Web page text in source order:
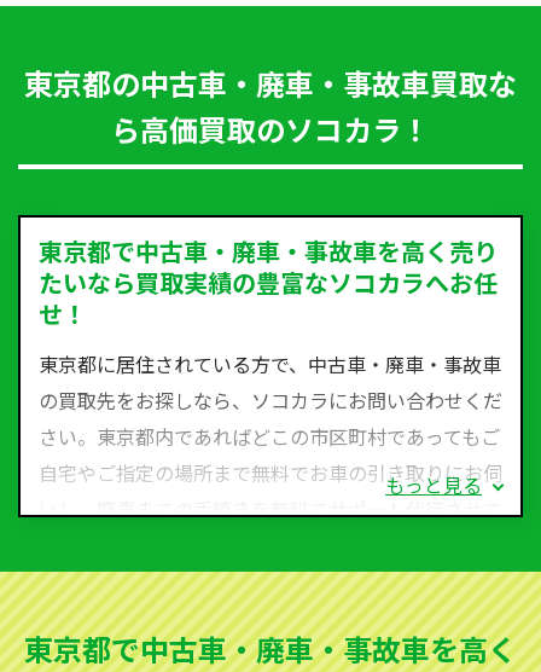
東京都の中古車・廃車・事故車買取な
ら高価買取のソコカラ！
東京都で中古車・廃車・事故車を高く売り
たいなら買取実績の豊富なソコカラへお任
せ！
東京都に居住されている方で、中古車・廃車・事故車
の買取先をお探しなら、ソコカラにお問い合わせくだ
さい。東京都内であればどこの市区町村であってもご
自宅やご指定の場所まで無料でお車の引き取りにお伺
いし、廃車までの手続きを無料でサポート代行させて
など動かない車、水害車、不動車、乗らなくなってし
まった車、車検が切れて動かすことができない車でも
買取可能です。
もっと見る
東京都で中古車・廃車・事故車を高く